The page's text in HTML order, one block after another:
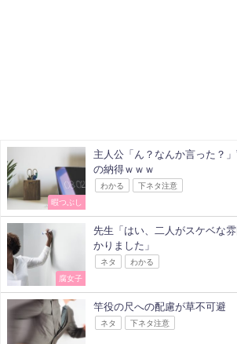
暇つぶし
主人公「ん？なんか言った？
の納得ｗｗｗ
わかる 下ネタ注意
腐女子
先生「はい、二人がスケベな
かりました」
ネタ わかる
竿役の尺への配慮が草不可避
ネタ 下ネタ注意